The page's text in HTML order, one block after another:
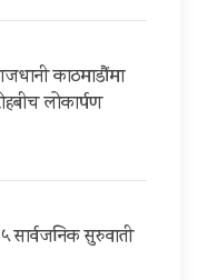
काठमाडौंमा
लोकार्पण
सार्वजनिक सुरुवाती